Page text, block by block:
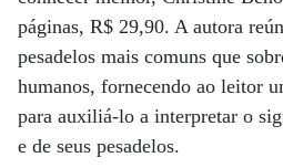
páginas, R$ 29,90. A autora
pesadelos mais comuns que
humanos, fornecendo ao leitor
para auxiliá-lo a interpretar o
e de seus pesadelos.